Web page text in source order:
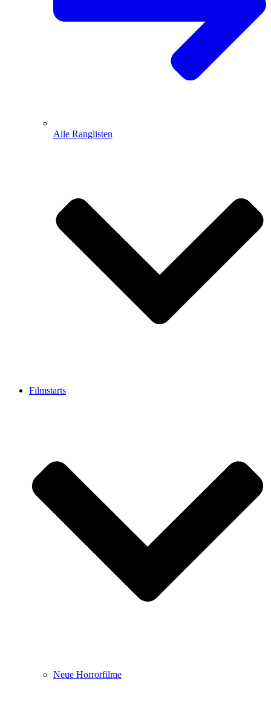
Alle Ranglisten
Filmstarts
Neue Horrorfilme